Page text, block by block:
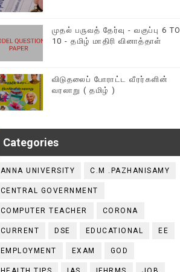
முதல் பருவத் தேர்வு - வகுப்பு 6 TO
10 - தமிழ் மாதிரி வினாத்தாள்
விடுதலைப் போராட்ட வீரர்களின்
வரலாறு ( தமிழ் )
Categories
ANNA UNIVERSITY C.M .PAZHANISAMY
CENTRAL GOVERNMENT
COMPUTER TEACHER CORONA
CURRENT DSE EDUCATIONAL EE
EMPLOYMENT EXAM GOD